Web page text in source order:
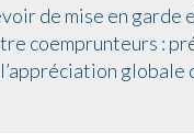
de mise en garde
coemprunteurs :
l’appréciation globale